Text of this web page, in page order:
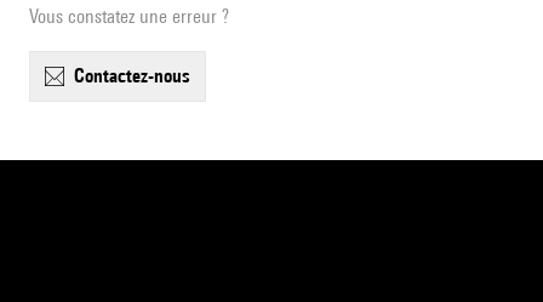
Vous constatez une erreur ?
contactez-nous